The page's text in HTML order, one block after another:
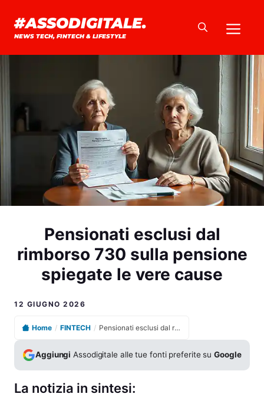
contenuto
#ASSODIGITALE.
NEWS TECH, FINTECH & LIFESTYLE
Pensionati esclusi dal
rimborso 730 sulla pensione
spiegate le vere cause
12 GIUGNO 2026
Home / FINTECH / Pensionati esclusi dal rimborso 730 sulla pensione spiegate le vere cause
Aggiungi Assodigitale alle tue fonti preferite suGoogle
La notizia in sintesi: